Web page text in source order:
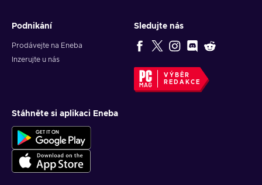
Podnikání
Prodávejte na Eneba
Inzerujte u nás
Sledujte nás
VÝBĚR
REDAKCE
Stáhněte si aplikaci Eneba